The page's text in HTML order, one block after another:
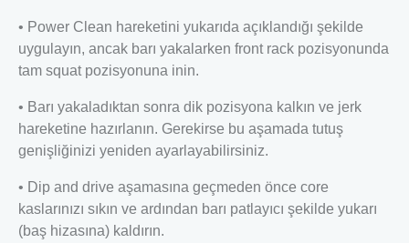
• Power Clean hareketini yukarıda açıklandığı şekilde
uygulayın, ancak barı yakalarken front rack pozisyonunda
tam squat pozisyonuna inin.
• Barı yakaladıktan sonra dik pozisyona kalkın ve jerk
hareketine hazırlanın. Gerekirse bu aşamada tutuş
genişliğinizi yeniden ayarlayabilirsiniz.
• Dip and drive aşamasına geçmeden önce core
kaslarınızı sıkın ve ardından barı patlayıcı şekilde yukarı
(baş hizasına) kaldırın.